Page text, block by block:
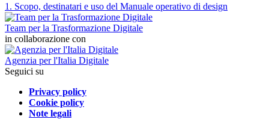
1. Scopo, destinatari e uso del Manuale operativo di design
Team per la Trasformazione Digitale
in collaborazione con
Agenzia per l'Italia Digitale
Seguici su
Privacy policy
Cookie policy
Note legali